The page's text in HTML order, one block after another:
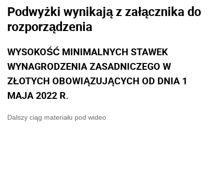
Podwyżki wynikają z załącznika do
rozporządzenia
WYSOKOŚĆ MINIMALNYCH STAWEK
WYNAGRODZENIA ZASADNICZEGO W
ZŁOTYCH OBOWIĄZUJĄCYCH OD DNIA 1
MAJA 2022 R.
Dalszy ciąg materiału pod wideo